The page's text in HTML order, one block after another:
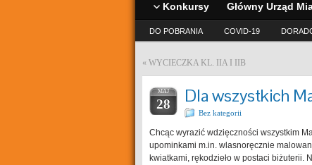
Konkursy Główny Urząd
DO POBRANIA COVID-19
« WYCIECZKA KL. IIA I IIB
MAJ
28 Dla wszystkich
Bez kategorii
Chcąc wyrazić wdzięczności wszystkim
upominkami m.in. wlasnoręcznie
kwiatkami, rękodzieło w postaci biżuterii.